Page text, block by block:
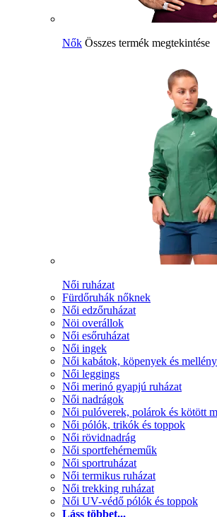
Nők Összes termék megtekintése
Női ruházat
Fürdőruhák nőknek
Női edzőruházat
Nöi overállok
Női esőruházat
Női ingek
Női kabátok, köpenyek és
Női leggings
Női merinó gyapjú ruházat
Női nadrágok
Női pulóverek, polárok és kötött
Női pólók, trikók és toppok
Női rövidnadrág
Női sportfehérneműk
Női sportruházat
Női termikus ruházat
Női trekking ruházat
Női UV-védő pólók és toppok
Láss többet...